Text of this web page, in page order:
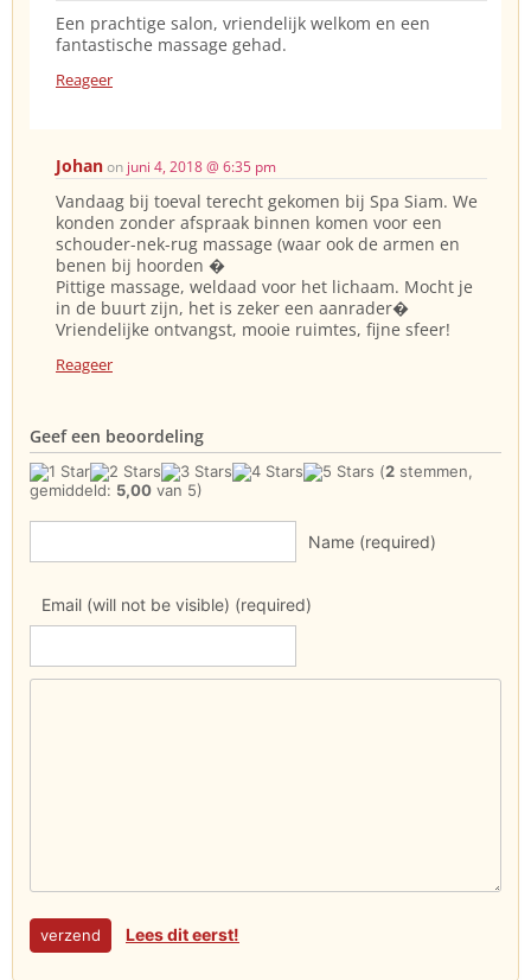
Een prachtige salon, vriendelijk welkom en een
fantastische massage gehad.
Reageer
Johanon juni 4, 2018 @ 6:35 pm
Vandaag bij toeval terecht gekomen bij Spa Siam. We
konden zonder afspraak binnen komen voor een
schouder-nek-rug massage (waar ook de armen en
benen bij hoorden �
Pittige massage, weldaad voor het lichaam. Mocht je
in de buurt zijn, het is zeker een aanrader�
Vriendelijke ontvangst, mooie ruimtes, fijne sfeer!
Reageer
Geef een beoordeling
(2 stemmen,
gemiddeld: 5,00 van 5)
Name (required)
Email (will not be visible) (required)
Lees dit eerst!